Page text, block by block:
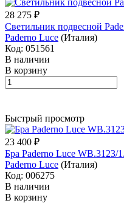
28 275 ₽
Светильник подвесной
Paderno Luce (Италия)
Код: 051561
В наличии
В корзину
Быстрый просмотр
23 400 ₽
Бра Paderno Luce WB.3123/
Paderno Luce (Италия)
Код: 006275
В наличии
В корзину